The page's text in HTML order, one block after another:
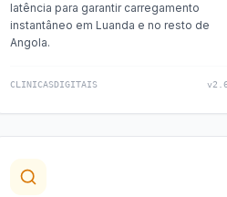
latência para garantir carregamento
instantâneo em Luanda e no resto de
Angola.
CLINICASDIGITAIS